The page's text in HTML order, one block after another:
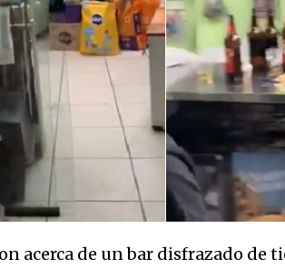
acerca de un bar disfrazado de